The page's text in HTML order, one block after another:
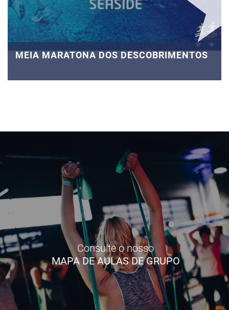
MEIA MARATONA DOS DESCOBRIMENTOS
Consulte o nosso
MAPA DE AULAS DE GRUPO